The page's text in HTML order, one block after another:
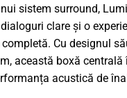
sistem surround,
clare și o
Cu designul
această boxă centrală
acustică de